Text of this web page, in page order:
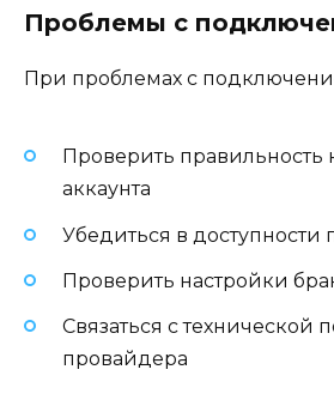
Проблемы с
При проблемах с
Проверить правильность
аккаунта
Убедиться в доступности
Проверить настройки
Связаться с технической
провайдера